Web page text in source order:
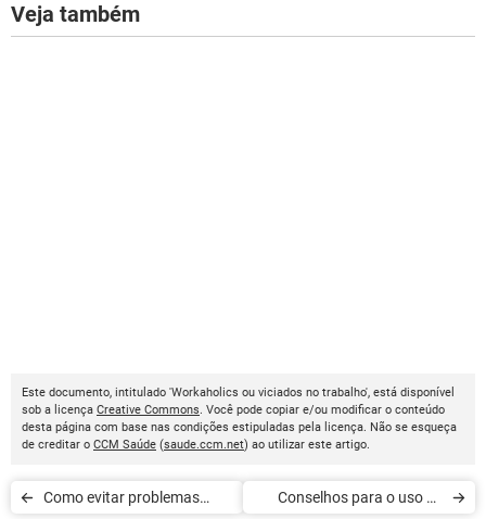
Veja também
Este documento, intitulado 'Workaholics ou viciados no trabalho', está disponível
sob a licença Creative Commons. Você pode copiar e/ou modificar o conteúdo
desta página com base nas condições estipuladas pela licença. Não se esqueça
de creditar o CCM Saúde (saude.ccm.net) ao utilizar este artigo.
Como evitar problemas Conselhos para o uso de